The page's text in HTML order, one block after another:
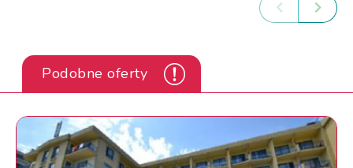
Podobne oferty